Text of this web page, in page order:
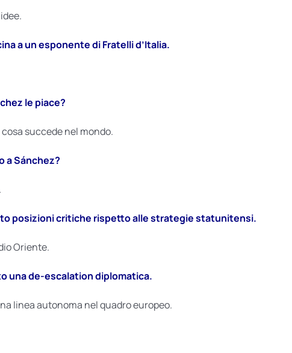
a un esponente di Fratelli d’Italia.
le piace?
succede nel mondo.
a Sánchez?
posizioni critiche rispetto alle strategie statunitensi.
Oriente.
una de-escalation diplomatica.
linea autonoma nel quadro europeo.